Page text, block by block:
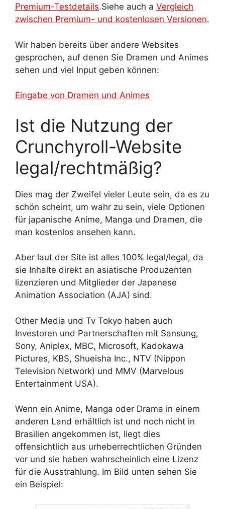
Premium-Testdetails.Siehe auch a Vergleich
zwischen Premium- und kostenlosen Versionen.
Wir haben bereits über andere Websites
gesprochen, auf denen Sie Dramen und Animes
sehen und viel Input geben können:
Eingabe von Dramen und Animes
Ist die Nutzung der
Crunchyroll-Website
legal/rechtmäßig?
Dies mag der Zweifel vieler Leute sein, da es zu
schön scheint, um wahr zu sein, viele Optionen
für japanische Anime, Manga und Dramen, die
man kostenlos ansehen kann.
Aber laut der Site ist alles 100% legal/legal, da
sie Inhalte direkt an asiatische Produzenten
lizenzieren und Mitglieder der Japanese
Animation Association (AJA) sind.
Other Media und Tv Tokyo haben auch
Investoren und Partnerschaften mit Sansung,
Sony, Aniplex, MBC, Microsoft, Kadokawa
Pictures, KBS, Shueisha Inc., NTV (Nippon
Television Network) und MMV (Marvelous
Entertainment USA).
Wenn ein Anime, Manga oder Drama in einem
anderen Land erhältlich ist und noch nicht in
Brasilien angekommen ist, liegt dies
offensichtlich aus urheberrechtlichen Gründen
vor und sie haben wahrscheinlich eine Lizenz
für die Ausstrahlung. Im Bild unten sehen Sie
ein Beispiel: